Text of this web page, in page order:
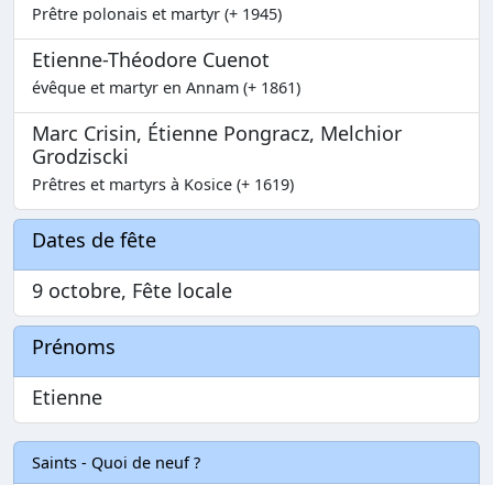
Prêtre polonais et martyr (+ 1945)
Etienne-Théodore Cuenot
évêque et martyr en Annam (+ 1861)
Marc Crisin, Étienne Pongracz, Melchior
Grodziscki
Prêtres et martyrs à Kosice (+ 1619)
Dates de fête
9 octobre, Fête locale
Prénoms
Etienne
Saints - Quoi de neuf ?